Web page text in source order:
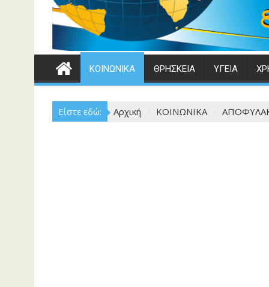
ΚΟΙΝΩΝΙΚΑ ΘΡΗΣΚΕΙΑ ΥΓΕΙΑ
Είστε εδώ: Αρχική ΚΟΙΝΩΝΙΚΑ